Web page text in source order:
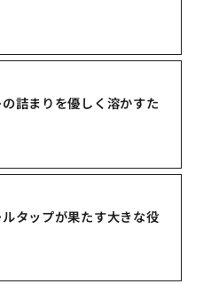
詰まりを優しく溶かすた
タップが果たす大きな役